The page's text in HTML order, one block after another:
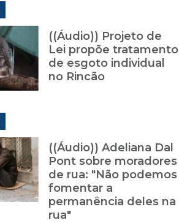
((Áudio)) Projeto de
Lei propõe tratamento
de esgoto individual
no Rincão
((Áudio)) Adeliana Dal
Pont sobre moradores
de rua: "Não podemos
fomentar a
permanência deles na
rua"